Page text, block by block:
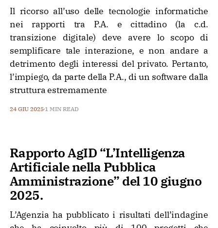
Il ricorso all’uso delle tecnologie informatiche
nei rapporti tra P.A. e cittadino (la c.d.
transizione digitale) deve avere lo scopo di
semplificare tale interazione, e non andare a
detrimento degli interessi del privato. Pertanto,
l’impiego, da parte della P.A., di un software dalla
struttura estremamente
24 GIU 2025 1 MIN READ
Rapporto AgID “L’Intelligenza
Artificiale nella Pubblica
Amministrazione” del 10 giugno
2025.
L’Agenzia ha pubblicato i risultati dell’indagine